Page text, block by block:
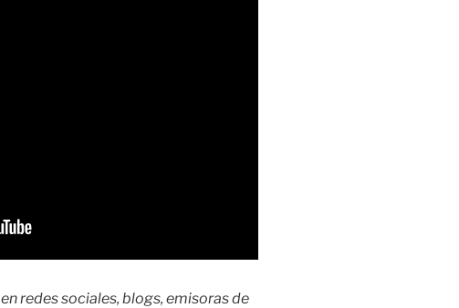
en redes sociales, blogs, emisoras de